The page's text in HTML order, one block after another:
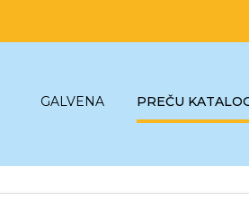
GALVENA PREČU